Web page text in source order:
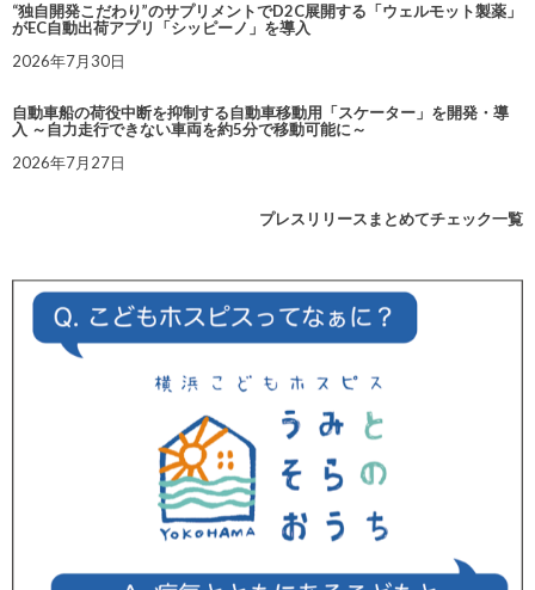
“独自開発こだわり”のサプリメントでD2C展開する「ウェルモット製薬」
がEC自動出荷アプリ「シッピーノ」を導入
2026年7月30日
自動車船の荷役中断を抑制する自動車移動用「スケーター」を開発・導
入 ～自力走行できない車両を約5分で移動可能に～
2026年7月27日
プレスリリースまとめてチェック一覧